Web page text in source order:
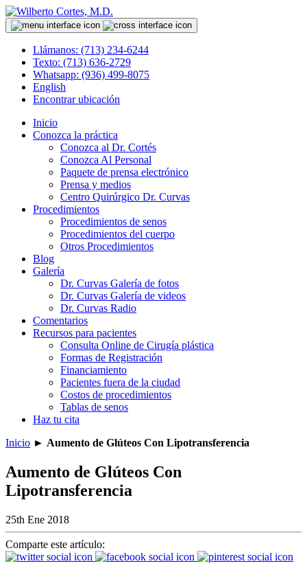
Llámanos: (713) 234-6244
Texto: (713) 636-2729
Whatsapp: (936) 499-8075
English
Encontrar ubicación
Inicio
Conozca la práctica
Conozca al Dr. Cortés
Conozca Al Personal
Paquete de prensa electrónico
Prensa y medios
Centro Quirúrgico Dr. Curvas
Procedimientos
Procedimientos de senos
Procedimientos del cuerpo
Otros Procedimientos
Blog
Galería
Dr. Curvas Galería de fotos
Dr. Curvas Galería de videos
Dr. Curvas Radio
Comentarios
Recursos para pacientes
Consulta Online de Cirugía plástica
Formas de Registración
Financiamiento
Pacientes fuera de la ciudad
Costos de procedimientos
Tablas de senos
Haz tu cita
Inicio ► Aumento de Glúteos Con Lipotransferencia
Aumento de Glúteos Con
Lipotransferencia
25th Ene 2018
Comparte este artículo: